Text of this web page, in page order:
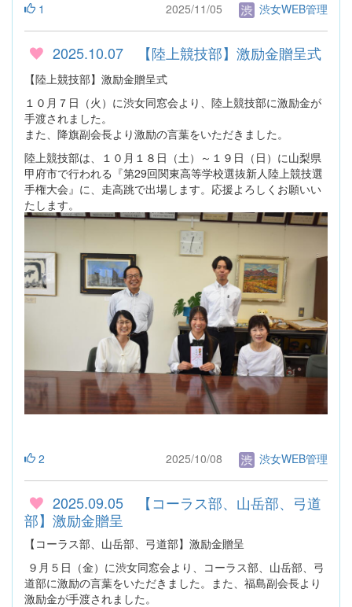
1 2025/11/05 渋女WEB管理
2025.10.07 【陸上競技部】激励金贈呈式
【陸上競技部】激励金贈呈式
１０月７日（火）に渋女同窓会より、陸上競技部に激励金が
手渡されました。
また、降旗副会長より激励の言葉をいただきました。
陸上競技部は、１０月１８日（土）～１９日（日）に山梨県
甲府市で行われる『第29回関東高等学校選抜新人陸上競技選
手権大会』に、走高跳で出場します。応援よろしくお願いい
たします。
2 2025/10/08 渋女WEB管理
2025.09.05 【コーラス部、山岳部、弓道
部】激励金贈呈
【コーラス部、山岳部、弓道部】激励金贈呈
９月５日（金）に渋女同窓会より、コーラス部、山岳部、弓
道部に激励の言葉をいただきました。また、福島副会長より
激励金が手渡されました。